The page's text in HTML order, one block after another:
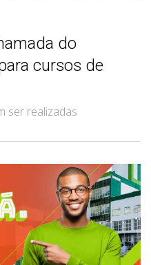
do
cursos de
ser realizadas